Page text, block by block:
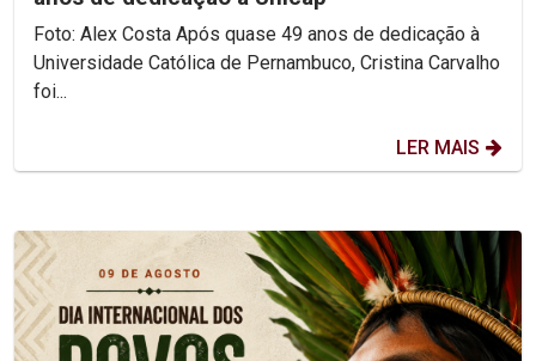
Foto: Alex Costa Após quase 49 anos de dedicação à
Universidade Católica de Pernambuco, Cristina Carvalho
foi...
LER MAIS